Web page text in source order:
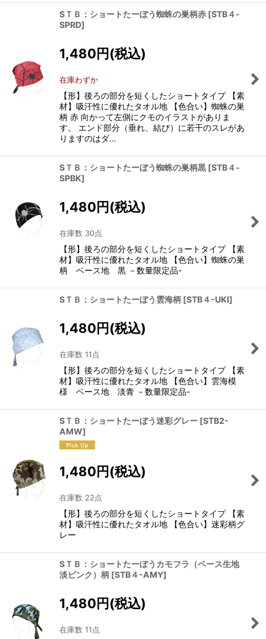
SＴＢ：ショートたーぼう蜘蛛の巣柄赤 [STB４-
SPRD]
1,480円(税込)
在庫わずか
【形】後ろの部分を短くしたショートタイプ 【素
材】吸汗性に優れたタオル地 【色合い】蜘蛛の巣
柄 赤 向かって左側にクモのイラストがありま
す。 エンド部分（垂れ、結び）に若干のスレがあ
りますのはダ…
SＴＢ：ショートたーぼう蜘蛛の巣柄黒 [STB４-
SPBK]
1,480円(税込)
在庫数 30点
【形】後ろの部分を短くしたショートタイプ 【素
材】吸汗性に優れたタオル地 【色合い】蜘蛛の巣
柄 ベース地 黒 －数量限定品-
SＴＢ：ショートたーぼう雲海柄 [STB４-UKI]
1,480円(税込)
在庫数 11点
【形】後ろの部分を短くしたショートタイプ 【素
材】吸汗性に優れたタオル地 【色合い】雲海模
様 ベース地 淡青 －数量限定品-
SＴＢ：ショートたーぼう迷彩グレー [STB2-
AMW]
1,480円(税込)
在庫数 22点
【形】後ろの部分を短くしたショートタイプ 【素
材】吸汗性に優れたタオル地 【色合い】迷彩柄グ
レー
SＴＢ：ショートたーぼうカモフラ（ベース生地
淡ピンク）柄 [STB４-AMY]
1,480円(税込)
在庫数 11点